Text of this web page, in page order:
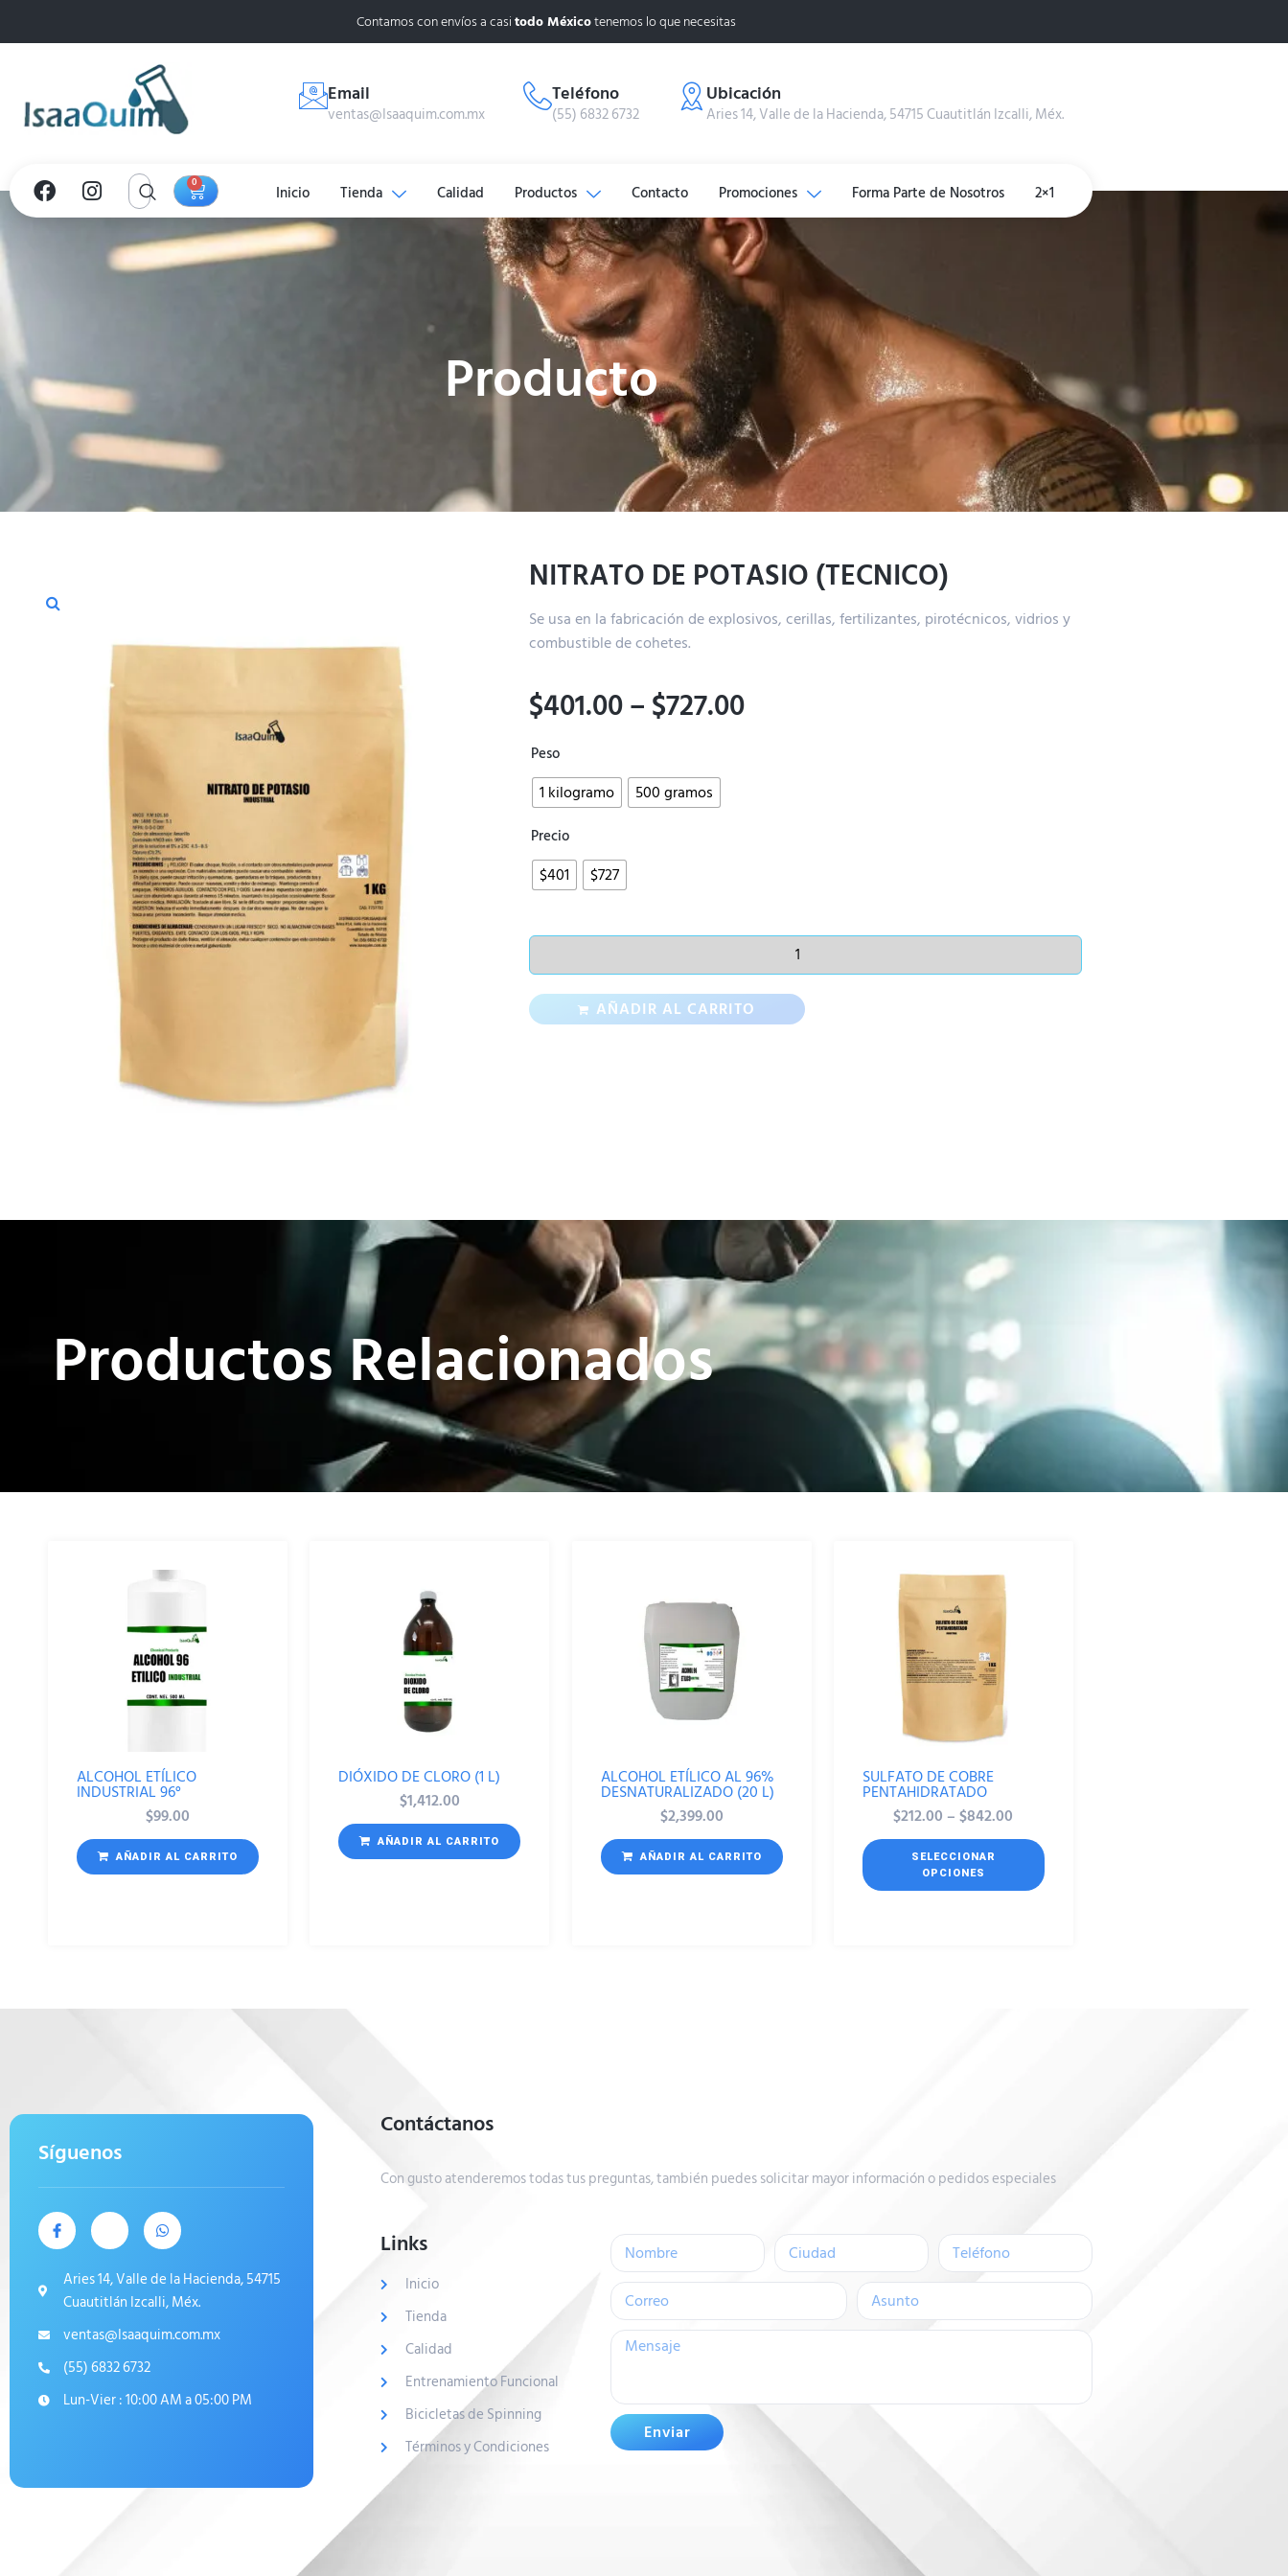
Contamos con envíos a casitodo Méxicotenemos lo que necesitas
Email
ventas@Isaaquim.com.mx
Teléfono
(55) 6832 6732
Ubicación
Aries 14, Valle de la Hacienda, 54715 Cuautitlán Izcalli, Méx.
0 Inicio Tienda Calidad Productos Contacto Promociones Forma Parte de Nosotros 2×1
Producto
NITRATO DE POTASIO (TECNICO)
Se usa en la fabricación de explosivos, cerillas, fertilizantes, pirotécnicos, vidrios y
combustible de cohetes.
$401.00–$727.00
Peso
1 kilogramo 500 gramos
Precio
$401 $727
AÑADIR AL CARRITO
Productos Relacionados
ALCOHOL ETÍLICO
INDUSTRIAL 96°
$99.00
AÑADIR AL CARRITO
DIÓXIDO DE CLORO (1 L)
$1,412.00
AÑADIR AL CARRITO
ALCOHOL ETÍLICO AL 96%
DESNATURALIZADO (20 L)
$2,399.00
AÑADIR AL CARRITO
SULFATO DE COBRE
PENTAHIDRATADO
$212.00 – $842.00
SELECCIONAR
OPCIONES
Síguenos
Aries 14, Valle de la Hacienda, 54715
Cuautitlán Izcalli, Méx.
ventas@Isaaquim.com.mx
(55) 6832 6732
Lun-Vier : 10:00 AM a 05:00 PM
Contáctanos
Con gusto atenderemos todas tus preguntas, también puedes solicitar mayor información o pedidos especiales
Links
Inicio
Tienda
Calidad
Entrenamiento Funcional
Bicicletas de Spinning
Términos y Condiciones
Enviar